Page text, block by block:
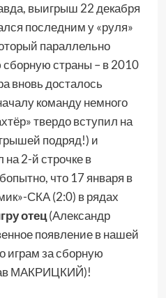
выигрыш 22 декабря
последним у «руля»
параллельно
страны – в 2010
вновь досталось
команду немного
твердо вступил на
подряд!) и
2-й строчке в
что 17 января в
СКА (2:0) в рядах
отец(Александр
появление в нашей
играм за сборную
МАКРИЦКИЙ)!